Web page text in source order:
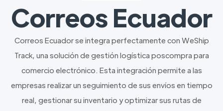
Correos Ecuador
Correos Ecuador se integra perfectamente con WeShip
Track, una solución de gestión logística poscompra para
comercio electrónico. Esta integración permite a las
empresas realizar un seguimiento de sus envíos en tiempo
real, gestionar su inventario y optimizar sus rutas de